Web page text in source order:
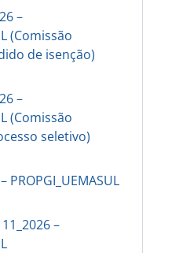
–
(Comissão
de isenção)
–
(Comissão
seletivo)
PROPGI_UEMASUL
–